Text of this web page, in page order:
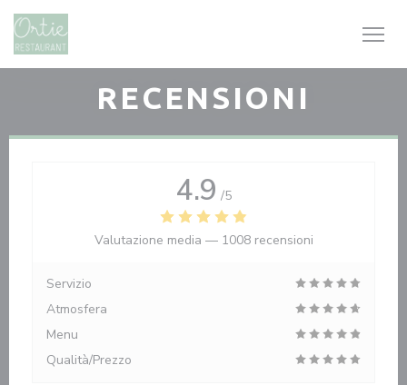
Personalizzazione delle tue scelte sui cookie
RECENSIONI
4.9 /5
Valutazione media — 1008 recensioni
Servizio
Atmosfera
Menu
Qualità/Prezzo